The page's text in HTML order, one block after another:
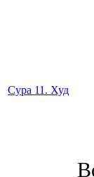
Сура 11. Худ